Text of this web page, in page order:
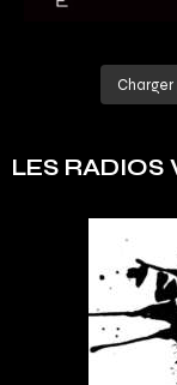
Charger
LES RADIOS